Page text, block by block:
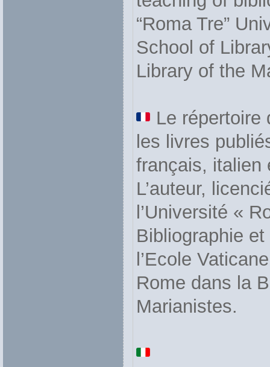
“Roma Tre”
School of
Library of the
Le répertoire
les livres
français, italien
L’auteur,
l’Université «
Bibliographie
l’Ecole
Rome dans la
Marianistes.